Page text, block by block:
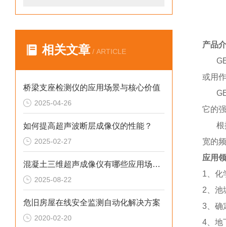
相关文章 / ARTICLE
桥梁支座检测仪的应用场景与核心价值
2025-04-26
如何提高超声波断层成像仪的性能？
2025-02-27
混凝土三维超声成像仪有哪些应用场景？
2025-08-22
危旧房屋在线安全监测自动化解决方案
2020-02-20
产品
或用
它的
宽的
应用
1 、
2 、
3 、
4 、